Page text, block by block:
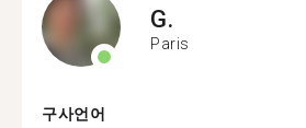
G.
Paris
구사언어